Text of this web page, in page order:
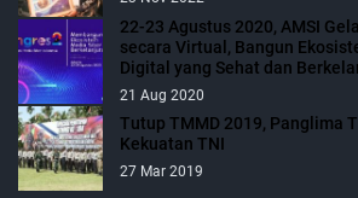
22-23 Agustus 2020, AMSI
secara Virtual, Bangun
Digital yang Sehat dan
21 Aug 2020
Tutup TMMD 2019, Panglima
Kekuatan TNI
27 Mar 2019